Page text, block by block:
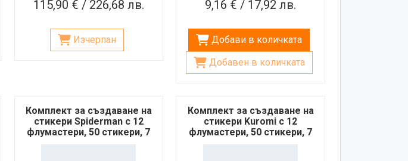
115,90 € / 226,68 лв.
Изчерпан
9,16 € / 17,92 лв.
Добави в количката
Добавен в количката
Комплект за създаване на
стикери Spiderman с 12
флумастери, 50 стикери, 7
Комплект за създаване на
стикери Kuromi с 12
флумастери, 50 стикери, 7